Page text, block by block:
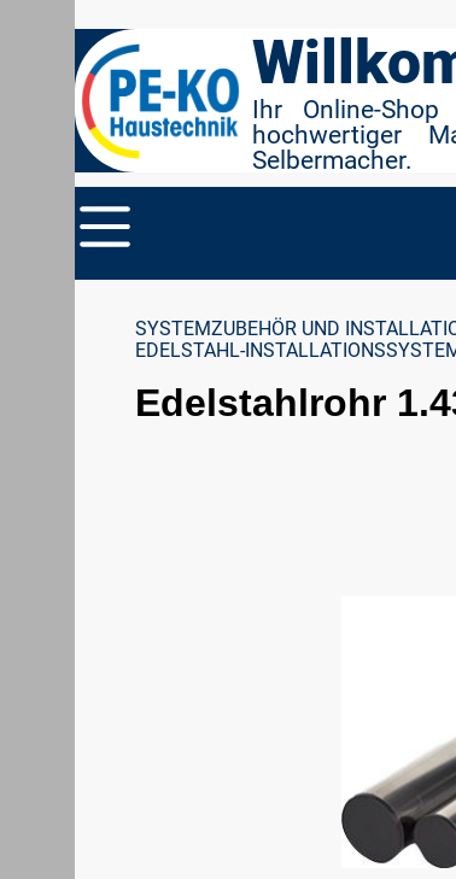
Suche springen
Ihr Online-
hochwertiger
Selbermacher.
SYSTEMZUBEHÖR UND
EDELSTAHL-
Edelstahlrohr